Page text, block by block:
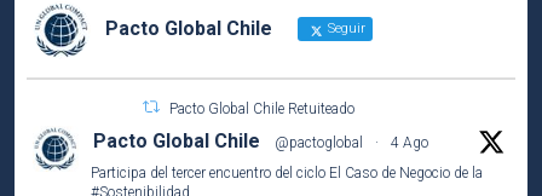
Pacto Global Chile Seguir
Pacto Global Chile Retuiteado
Pacto Global Chile @pactoglobal ·
4 Ago
Participa del tercer encuentro del ciclo El Caso de Negocio de la
#Sostenibilidad